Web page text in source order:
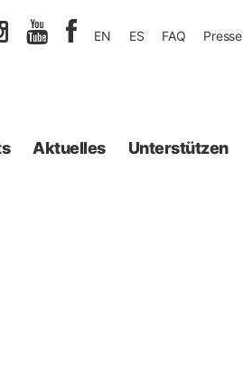
EN ES FAQ Presse
Aktuelles Unterstützen